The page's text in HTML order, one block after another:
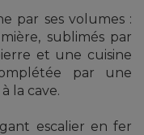
par ses volumes :
sublimés par
et une cuisine
par une
la cave.
escalier en fer